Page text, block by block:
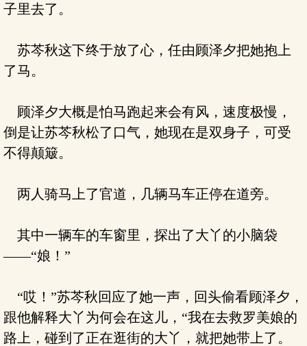
子里去了。
苏芩秋这下终于放了心，任由顾泽夕把她抱上
了马。
顾泽夕大概是怕马跑起来会有风，速度极慢，
倒是让苏芩秋松了口气，她现在是双身子，可受
不得颠簸。
两人骑马上了官道，几辆马车正停在道旁。
其中一辆车的车窗里，探出了大丫的小脑袋
——“娘！”
“哎！”苏芩秋回应了她一声，回头偷看顾泽夕，
跟他解释大丫为何会在这儿，“我在去救罗美娘的
路上，碰到了正在逛街的大丫，就把她带上了。